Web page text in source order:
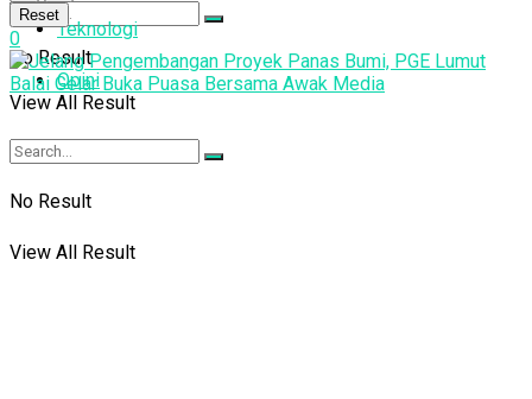
No Result
View All Result
Teknologi
Opini
No Result
View All Result
Reset
0